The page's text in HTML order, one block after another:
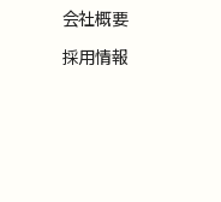
会社概要
採用情報